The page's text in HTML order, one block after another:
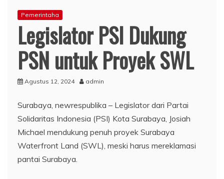
Pemerintaha
Legislator PSI Dukung
PSN untuk Proyek SWL
Agustus 12, 2024 admin
Surabaya, newrespublika – Legislator dari Partai
Solidaritas Indonesia (PSI) Kota Surabaya, Josiah
Michael mendukung penuh proyek Surabaya
Waterfront Land (SWL), meski harus mereklamasi
pantai Surabaya.